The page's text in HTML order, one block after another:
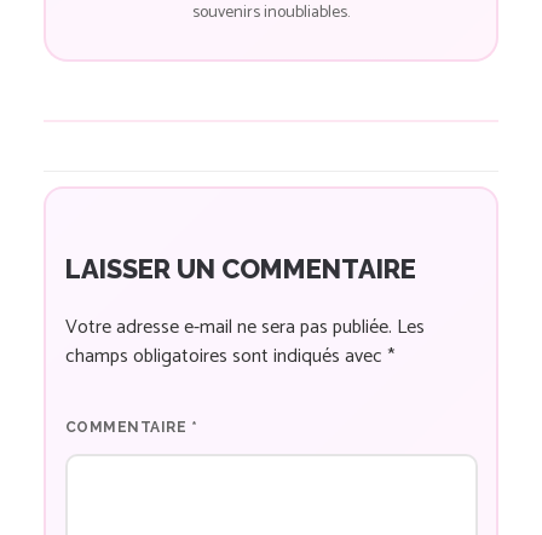
souvenirs inoubliables.
LAISSER UN COMMENTAIRE
Votre adresse e-mail ne sera pas publiée. Les
champs obligatoires sont indiqués avec *
COMMENTAIRE *